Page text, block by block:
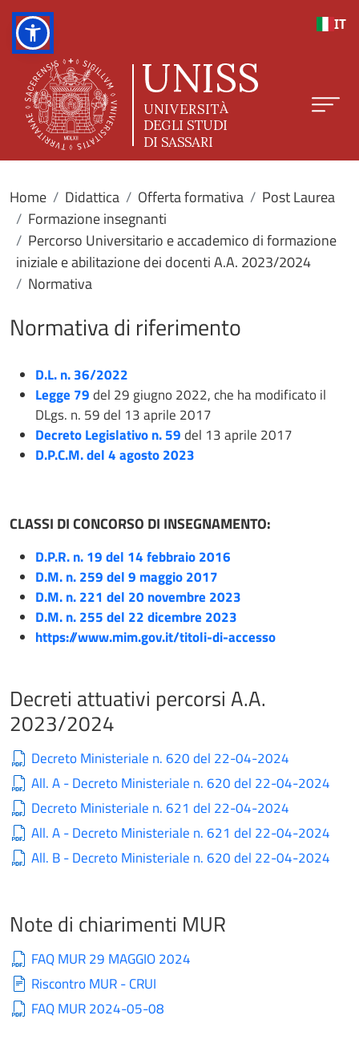
IT
Home Didattica Offerta formativa
Post Laurea
Formazione insegnanti
Percorso Universitario e accademico di formazione
iniziale e abilitazione dei docenti A.A. 2023/2024
Normativa
Normativa di riferimento
D.L. n. 36/2022
Legge 79del 29 giugno 2022, che ha modificato il
DLgs. n. 59 del 13 aprile 2017
Decreto Legislativo n. 59del 13 aprile 2017
D.P.C.M. del 4 agosto 2023
CLASSI DI CONCORSO DI INSEGNAMENTO:
D.P.R. n. 19 del 14 febbraio 2016
D.M. n. 259 del 9 maggio 2017
D.M. n. 221 del 20 novembre 2023
D.M. n. 255 del 22 dicembre 2023
https://www.mim.gov.it/titoli-di-accesso
Decreti attuativi percorsi A.A.
2023/2024
Decreto Ministeriale n. 620 del 22-04-2024
All. A - Decreto Ministeriale n. 620 del 22-04-2024
Decreto Ministeriale n. 621 del 22-04-2024
All. A - Decreto Ministeriale n. 621 del 22-04-2024
All. B - Decreto Ministeriale n. 620 del 22-04-2024
Note di chiarimenti MUR
FAQ MUR 29 MAGGIO 2024
Riscontro MUR - CRUI
FAQ MUR 2024-05-08